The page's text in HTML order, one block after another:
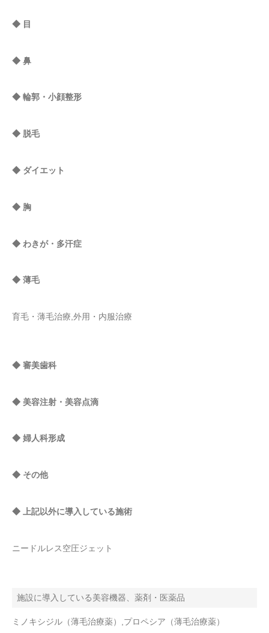
◆ 目
◆ 鼻
◆ 輪郭・小顔整形
◆ 脱毛
◆ ダイエット
◆ 胸
◆ わきが・多汗症
◆ 薄毛
育毛・薄毛治療,外用・内服治療
◆ 審美歯科
◆ 美容注射・美容点滴
◆ 婦人科形成
◆ その他
◆ 上記以外に導入している施術
ニードルレス空圧ジェット
施設に導入している美容機器、薬剤・医薬品
ミノキシジル（薄毛治療薬）,プロペシア（薄毛治療薬）